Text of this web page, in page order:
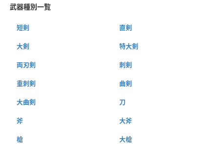
武器種別一覧
短剣 直剣
大剣 特大剣
両刃剣 刺剣
重刺剣 曲剣
大曲剣 刀
斧 大斧
槍 大槍